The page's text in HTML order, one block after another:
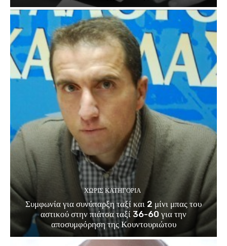
ΧΩΡΊΣ ΚΑΤΗΓΟΡΊΑ
Συμφωνία για συνύπαρξη ταξί και 2 μίνι μπας του
αστικού στην πιάτσα ταξί 36-60 για την
αποσυμφόρηση της Κουντουριώτου